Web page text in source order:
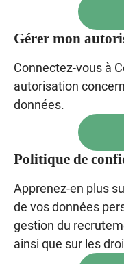
Gérer mon
Connectez-vous à
autorisation
données.
Politique de
Apprenez-en plus
de vos données
gestion du
ainsi que sur les